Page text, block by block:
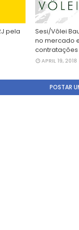
pela
Sesi/Vôlei
no mercado
contratações
APRIL 19, 2018
POSTAR